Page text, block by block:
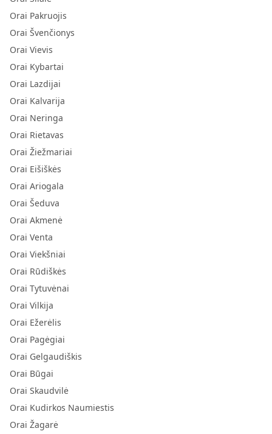
Orai Pakruojis
Orai Švenčionys
Orai Vievis
Orai Kybartai
Orai Lazdijai
Orai Kalvarija
Orai Neringa
Orai Rietavas
Orai Žiežmariai
Orai Eišiškės
Orai Ariogala
Orai Šeduva
Orai Akmenė
Orai Venta
Orai Viekšniai
Orai Rūdiškės
Orai Tytuvėnai
Orai Vilkija
Orai Ežerėlis
Orai Pagėgiai
Orai Gelgaudiškis
Orai Būgai
Orai Skaudvilė
Orai Kudirkos Naumiestis
Orai Žagarė